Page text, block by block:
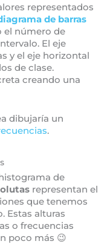
representados
de barras
el número de
El eje
y el eje horizontal
de clase.
creando una
dibujaría un
.
de
representan el
que tenemos
Estas alturas
o frecuencias
poco más 😉